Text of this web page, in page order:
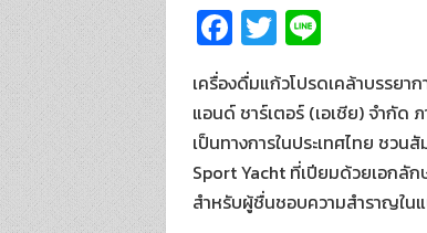
Fa
ce
b
o
o
k
T
wi
tt
er
Li
e
เครื่องดื่มแก้วโปรดเคล้าบรรย
แอนด์ ชาร์เตอร์ (เอเชีย) จำกัด
เป็นทางการในประเทศไทย ช
Sport Yacht ที่เปียมด้วยเอกลั
สำหรับผู้ชื่นชอบความสำราญใน